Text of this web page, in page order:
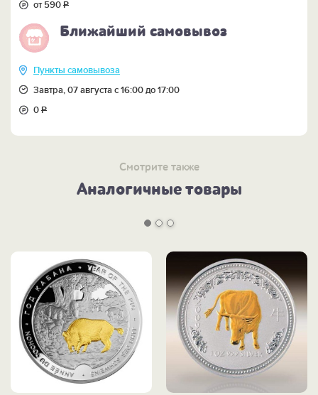
от 590Р
Ближайший самовывоз
Пункты самовывоза
Завтра, 07 августа с 16:00 до 17:00
0Р
Смотрите также
Аналогичные товары